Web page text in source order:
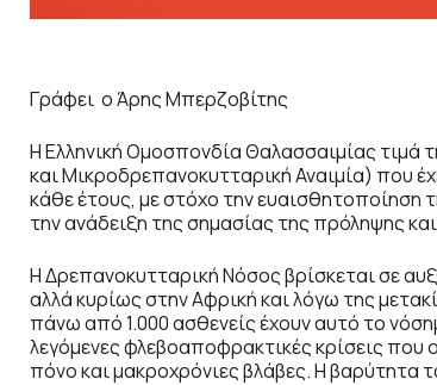
Γράφει ο Άρης Μπερζοβίτης
Η Ελληνική Ομοσπονδία Θαλασσαιμίας
και Μικροδρεπανοκυτταρική Αναιμία) που
κάθε έτους, με στόχο την ευαισθητοποίηση
την ανάδειξη της σημασίας της πρόληψης
Η Δρεπανοκυτταρική Νόσος βρίσκεται σε
αλλά κυρίως στην Αφρική και λόγω της
πάνω από 1.000 ασθενείς έχουν αυτό το
λεγόμενες φλεβοαποφρακτικές κρίσεις
πόνο και μακροχρόνιες βλάβες. Η βαρύτητα